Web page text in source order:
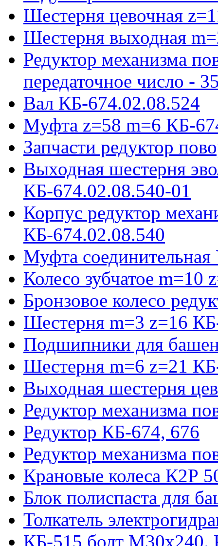
Шестерня цевочная
Шестерня выходная
Редуктор механизма
передаточное число -
Вал КБ-674.02.08.524
Муфта z=58 m=6 КБ-
Запчасти редуктор
Выходная шестерня
КБ-674.02.08.540-01
Корпус редуктор
КБ-674.02.08.540
Муфта соединительная
Колесо зубчатое
Бронзовое колесо
Шестерня m=3 z=16
Подшипники для
Шестерня m=6 z=21
Выходная шестерня
Редуктор механизма
Редуктор КБ-674, 676
Редуктор механизма
Крановые колеса К2Р
Блок полиспаста для
Толкатель
КБ-515 болт М30х240.